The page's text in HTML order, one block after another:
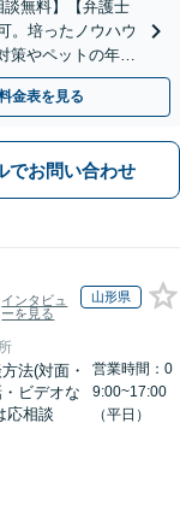
無料】【弁護士
。培ったノウハウ
策やペットの年金
金表を見る
でお問い合わせ
インタビュ
ーを見る
山形県
法(対面・
ビデオな
応相談
営業時間：0
9:00~17:00
（平日）